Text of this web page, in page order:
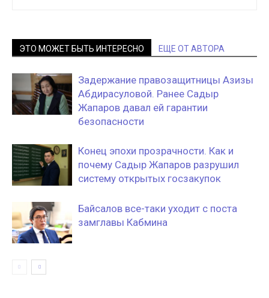
ЭТО МОЖЕТ БЫТЬ ИНТЕРЕСНО ЕЩЕ ОТ АВТОРА
Задержание правозащитницы Азизы
Абдирасуловой. Ранее Садыр
Жапаров давал ей гарантии
безопасности
Конец эпохи прозрачности. Как и
почему Садыр Жапаров разрушил
систему открытых госзакупок
Байсалов все-таки уходит с поста
замглавы Кабмина